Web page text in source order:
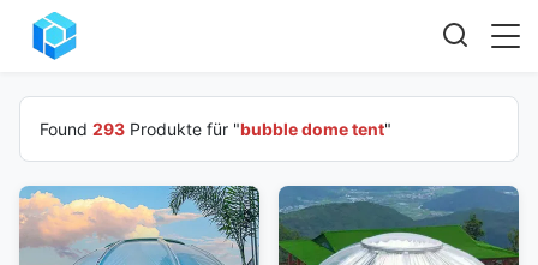
Found 293 Produkte für "bubble dome tent"